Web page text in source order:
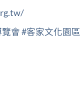
會#客家文化園區